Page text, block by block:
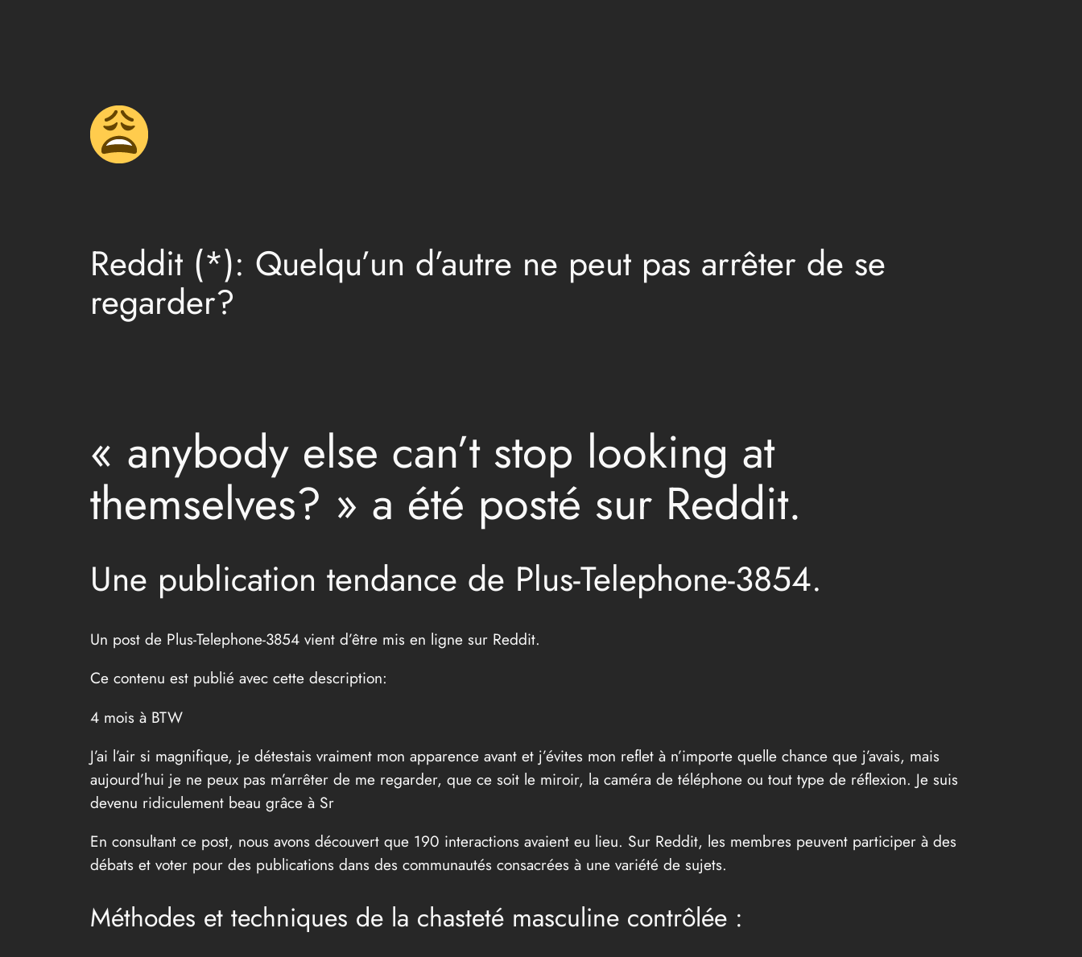
Reddit (*): Quelqu’un d’autre ne peut pas arrêter de se
regarder?
« anybody else can’t stop looking at
themselves? » a été posté sur Reddit.
Une publication tendance de Plus-Telephone-3854.
Un post de Plus-Telephone-3854 vient d’être mis en ligne sur Reddit.
Ce contenu est publié avec cette description:
4 mois à BTW
J’ai l’air si magnifique, je détestais vraiment mon apparence avant et j’évites mon reflet à n’importe quelle chance que j’avais, mais
aujourd’hui je ne peux pas m’arrêter de me regarder, que ce soit le miroir, la caméra de téléphone ou tout type de réflexion. Je suis
devenu ridiculement beau grâce à Sr
En consultant ce post, nous avons découvert que 190 interactions avaient eu lieu. Sur Reddit, les membres peuvent participer à des
débats et voter pour des publications dans des communautés consacrées à une variété de sujets.
Méthodes et techniques de la chasteté masculine contrôlée :